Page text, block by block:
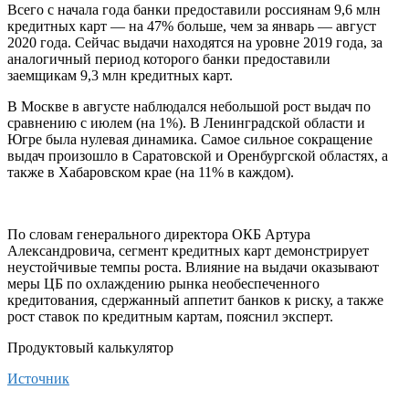
Всего с начала года банки предоставили россиянам 9,6 млн
кредитных карт — на 47% больше, чем за январь — август
2020 года. Сейчас выдачи находятся на уровне 2019 года, за
аналогичный период которого банки предоставили
заемщикам 9,3 млн кредитных карт.
В Москве в августе наблюдался небольшой рост выдач по
сравнению с июлем (на 1%). В Ленинградской области и
Югре была нулевая динамика. Самое сильное сокращение
выдач произошло в Саратовской и Оренбургской областях, а
также в Хабаровском крае (на 11% в каждом).
По словам генерального директора ОКБ Артура
Александровича, сегмент кредитных карт демонстрирует
неустойчивые темпы роста. Влияние на выдачи оказывают
меры ЦБ по охлаждению рынка необеспеченного
кредитования, сдержанный аппетит банков к риску, а также
рост ставок по кредитным картам, пояснил эксперт.
Продуктовый калькулятор
Источник